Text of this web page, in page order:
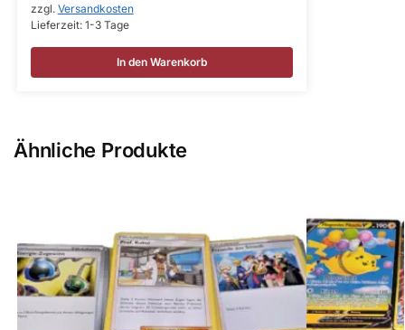
zzgl. Versandkosten
Lieferzeit: 1-3 Tage
In den Warenkorb
Ähnliche Produkte